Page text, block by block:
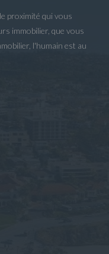
proximité qui vous
immobilier, que vous
l'humain est au